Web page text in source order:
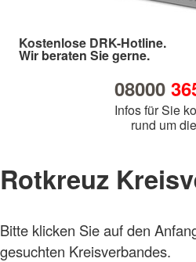
Kostenlose DRK-Hotline.
Wir beraten Sie gerne.
08000
Infos für Sie
rund um
Rotkreuz
Bitte klicken Sie auf den
gesuchten Kreisverbandes.